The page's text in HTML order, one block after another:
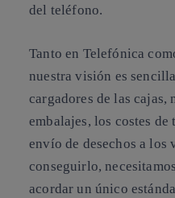
del teléfono.
Tanto en Telefónica
nuestra visión es
cargadores de las cajas,
embalajes, los costes de
envío de desechos a los
conseguirlo,
acordar un único